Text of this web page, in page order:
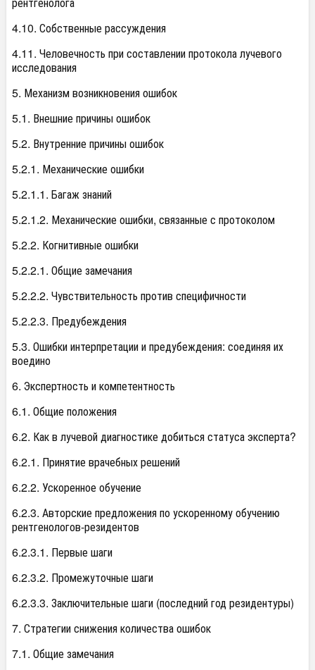
4.10. Собственные рассуждения
4.11. Человечность при составлении протокола лучевого
исследования
5. Механизм возникновения ошибок
5.1. Внешние причины ошибок
5.2. Внутренние причины ошибок
5.2.1. Механические ошибки
5.2.1.1. Багаж знаний
5.2.1.2. Механические ошибки, связанные с протоколом
5.2.2. Когнитивные ошибки
5.2.2.1. Общие замечания
5.2.2.2. Чувствительность против специфичности
5.2.2.3. Предубеждения
5.3. Ошибки интерпретации и предубеждения: соединяя их
воедино
6. Экспертность и компетентность
6.1. Общие положения
6.2. Как в лучевой диагностике добиться статуса эксперта?
6.2.1. Принятие врачебных решений
6.2.2. Ускоренное обучение
6.2.3. Авторские предложения по ускоренному обучению
рентгенологов-резидентов
6.2.3.1. Первые шаги
6.2.3.2. Промежуточные шаги
6.2.3.3. Заключительные шаги (последний год резидентуры)
7. Стратегии снижения количества ошибок
7.1. Общие замечания